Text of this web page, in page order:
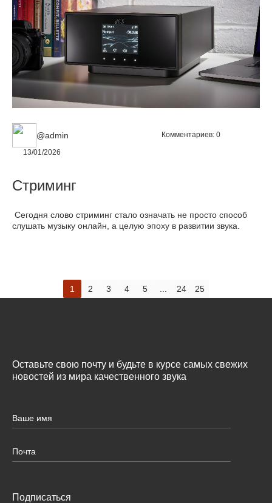
восприятие. У наушников есть ограничения по масштабу, по
воздуху и по телесности тембров.
@admin
13/01/2026
Комментариев: 0
Стриминг
Сегодня слово стриминг стало означать не просто способ
слушать музыку онлайн, а целую эпоху в развитии звука.
1 2 3 4 5 24 25
Оставьте свою почту и будьте в курсе самых свежих
новостей из мира качественного звука
Подписаться